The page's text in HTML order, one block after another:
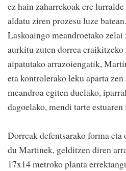
ez hain zaharrekoak ere
aldatu ziren prozesu luze
Laskoaingo meandroetako
aurkitu zuten dorrea
aipatutako arrazoiengatik,
eta kontrolerako leku aparta
meandroa egiten duelako,
dagoelako, mendi tarte
Dorreak defentsarako forma
du Martinek, gelditzen diren
17x14 metroko planta